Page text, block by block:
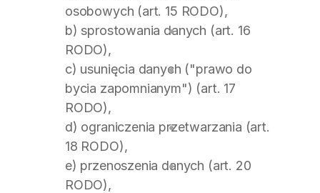
osobowych (art. 15 RODO),
b) sprostowania danych (art. 16
RODO),
c) usunięcia danych ("prawo do
bycia zapomnianym") (art. 17
RODO),
d) ograniczenia przetwarzania (art.
18 RODO),
e) przenoszenia danych (art. 20
RODO),